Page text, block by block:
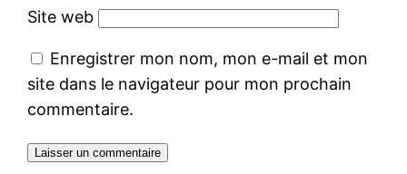
Site web
Enregistrer mon nom, mon e-mail et mon
site dans le navigateur pour mon prochain
commentaire.